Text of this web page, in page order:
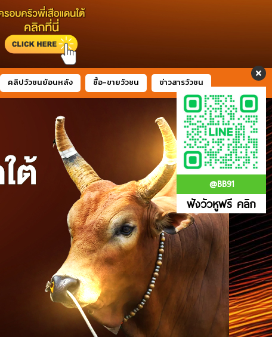
@BB91
ฟังวัวหูฟรี คลิก
คลิปวัวชนย้อนหลัง ซื้อ-ขายวัวชน ข่าวสารวัวชน